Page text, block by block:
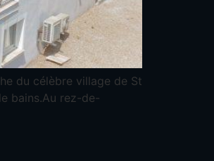
du célèbre village de St
bains.Au rez-de-